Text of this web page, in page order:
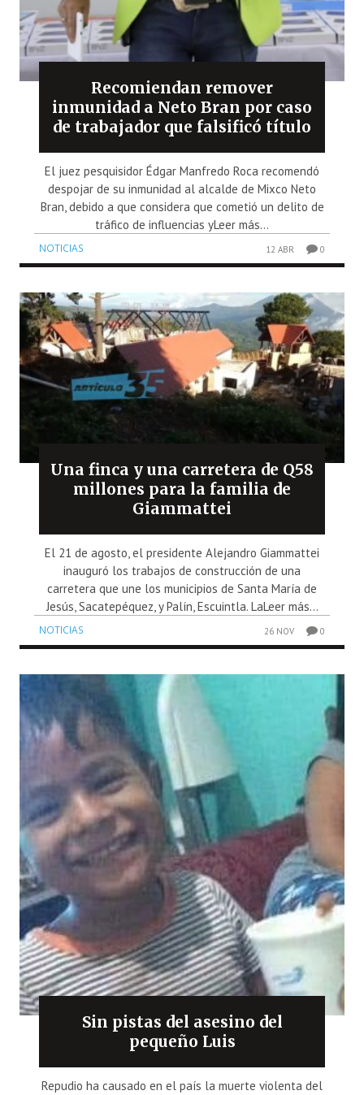
Recomiendan remover
inmunidad a Neto Bran por caso
de trabajador que falsificó título
El juez pesquisidor Édgar Manfredo Roca recomendó
despojar de su inmunidad al alcalde de Mixco Neto
Bran, debido a que considera que cometió un delito de
tráfico de influencias yLeer más...
NOTICIAS 12 ABR 0
Una finca y una carretera de Q58
millones para la familia de
Giammattei
El 21 de agosto, el presidente Alejandro Giammattei
inauguró los trabajos de construcción de una
carretera que une los municipios de Santa María de
Jesús, Sacatepéquez, y Palín, Escuintla. LaLeer más...
NOTICIAS 26 NOV 0
Sin pistas del asesino del
pequeño Luis
Repudio ha causado en el país la muerte violenta del